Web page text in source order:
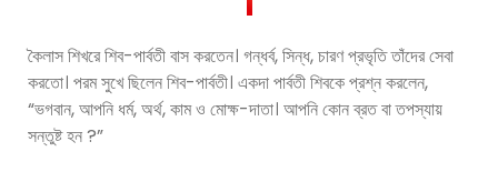
কৈলাস শিখরে শিব-পার্বতী বাস করতেন। গন্ধর্ব, সিন্ধ, চারণ প্রভৃতি তাঁদের সেবা
করতো। পরম সুখে ছিলেন শিব-পার্বতী। একদা পার্বতী শিবকে প্রশ্ন করলেন,
“ভগবান, আপনি ধর্ম, অর্থ, কাম ও মোক্ষ-দাতা। আপনি কোন ব্রত বা তপস্যায়
সন্তুষ্ট হন ?”